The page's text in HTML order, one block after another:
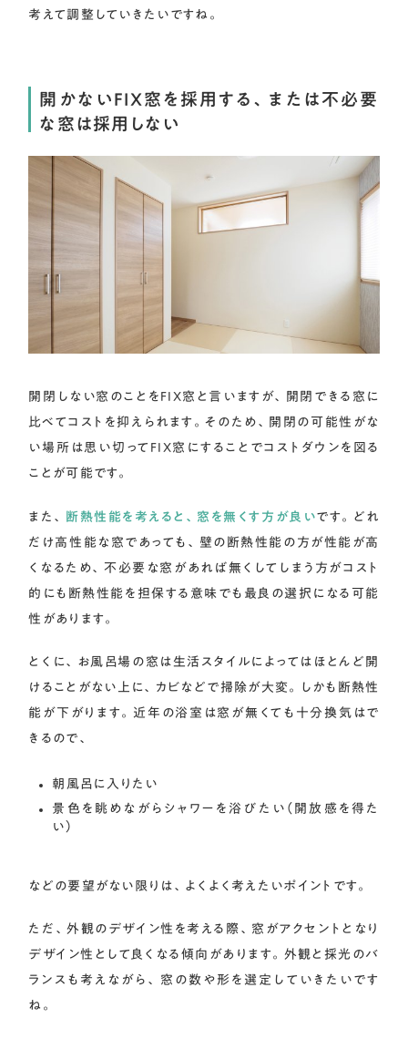
考えて調整していきたいですね。
開かないFIX窓を採用する、または不必要
な窓は採用しない
開閉しない窓のことをFIX窓と言いますが、開閉できる窓に
比べてコストを抑えられます。そのため、開閉の可能性がな
い場所は思い切ってFIX窓にすることでコストダウンを図る
ことが可能です。
また、 断熱性能を考えると、窓を無くす方が良いです。どれ
だけ高性能な窓であっても、壁の断熱性能の方が性能が高
くなるため、不必要な窓があれば無くしてしまう方がコスト
的にも断熱性能を担保する意味でも最良の選択になる可能
性があります。
とくに、お風呂場の窓は生活スタイルによってはほとんど開
けることがない上に、カビなどで掃除が大変。しかも断熱性
能が下がります。近年の浴室は窓が無くても十分換気はで
きるので、
朝風呂に入りたい
景色を眺めながらシャワーを浴びたい（開放感を得た
い）
などの要望がない限りは、よくよく考えたいポイントです。
ただ、外観のデザイン性を考える際、窓がアクセントとなり
デザイン性として良くなる傾向があります。外観と採光のバ
ランスも考えながら、窓の数や形を選定していきたいです
ね。